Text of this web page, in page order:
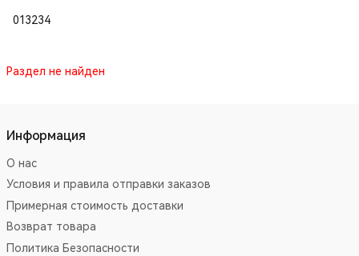
013234
Раздел не найден
Информация
О нас
Условия и правила отправки заказов
Примерная стоимость доставки
Возврат товара
Политика Безопасности